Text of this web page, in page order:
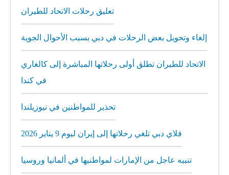
تعليق رحلات الاتحاد للطيران
إلغاء وتحويل بعض الرحلات في دبي بسبب الأحوال الجوية
الاتحاد للطيران تطلق أولى رحلاتها المباشرة إلى كالغاري
في كندا
تحذير للمواطنين في نيوزيلندا
فلاي دبي تلغي رحلاتها إلى إيران ليوم 9 يناير 2026
تنبيه عاجل من الإمارات لمواطنيها في ألمانيا وروسيا